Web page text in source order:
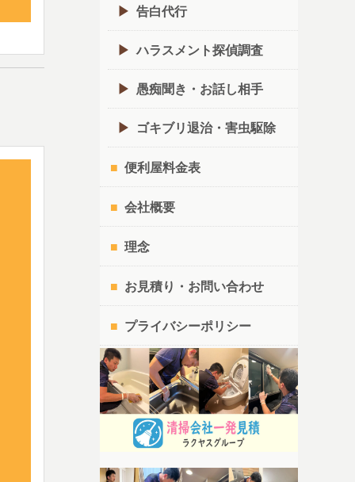
告白代行
ハラスメント探偵調査
愚痴聞き・お話し相手
ゴキブリ退治・害虫駆除
便利屋料金表
会社概要
理念
お見積り・お問い合わせ
プライバシーポリシー